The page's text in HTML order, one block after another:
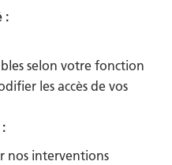
:
selon votre fonction
les accès de vos
nos interventions